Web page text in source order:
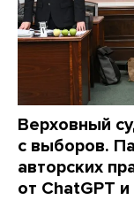
Верховный
с выборов.
авторских
от ChatGPT